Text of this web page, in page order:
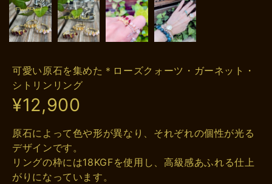
可愛い原石を集めた＊ローズクォーツ・ガーネット・
シトリンリング
¥12,900
原石によって色や形が異なり、それぞれの個性が光る
デザインです。
リングの枠には18KGFを使用し、高級感あふれる仕上
がりになっています。